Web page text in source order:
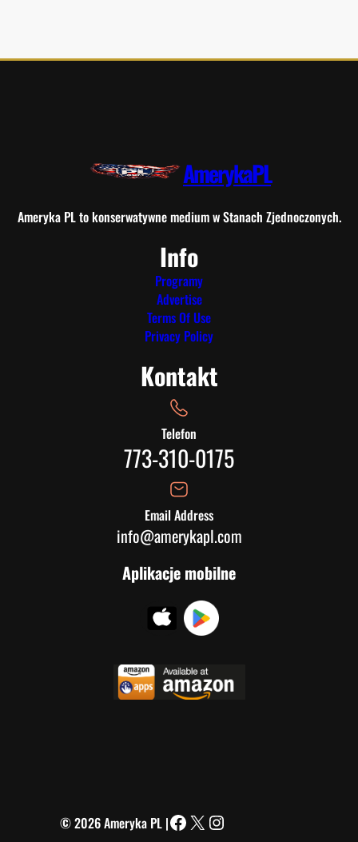
AmerykaPL
Ameryka PL to konserwatywne medium w Stanach Zjednoczonych.
Info
Programy
Advertise
Terms Of Use
Privacy Policy
Kontakt
Telefon
773-310-0175
Email Address
info@amerykapl.com
Aplikacje mobilne
© 2026 Ameryka PL |